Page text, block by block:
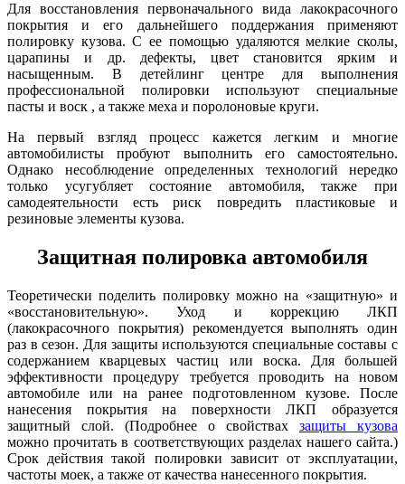
Для восстановления первоначального вида лакокрасочного
покрытия и его дальнейшего поддержания применяют
полировку кузова. С ее помощью удаляются мелкие сколы,
царапины и др. дефекты, цвет становится ярким и
насыщенным. В детейлинг центре для выполнения
профессиональной полировки используют специальные
пасты и воск , а также меха и поролоновые круги.
На первый взгляд процесс кажется легким и многие
автомобилисты пробуют выполнить его самостоятельно.
Однако несоблюдение определенных технологий нередко
только усугубляет состояние автомобиля, также при
самодеятельности есть риск повредить пластиковые и
резиновые элементы кузова.
Защитная полировка автомобиля
Теоретически поделить полировку можно на «защитную» и
«восстановительную». Уход и коррекцию ЛКП
(лакокрасочного покрытия) рекомендуется выполнять один
раз в сезон. Для защиты используются специальные составы с
содержанием кварцевых частиц или воска. Для большей
эффективности процедуру требуется проводить на новом
автомобиле или на ранее подготовленном кузове. После
нанесения покрытия на поверхности ЛКП образуется
защитный слой. (Подробнее о свойствах защиты кузова
можно прочитать в соответствующих разделах нашего сайта.)
Срок действия такой полировки зависит от эксплуатации,
частоты моек, а также от качества нанесенного покрытия.